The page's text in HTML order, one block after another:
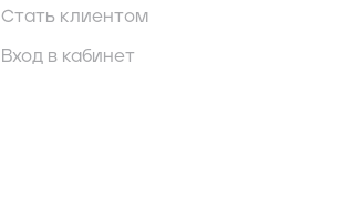
Стать клиентом
Вход в кабинет